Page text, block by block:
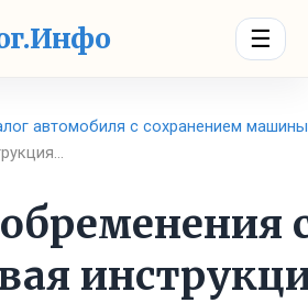
☰
автомобиля с сохранением машины